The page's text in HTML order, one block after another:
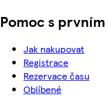
Pomoc s
Jak nakupovat
Registrace
Rezervace času
Oblíbené